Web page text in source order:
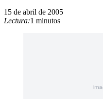
15 de abril de 2005
Lectura:1 minutos